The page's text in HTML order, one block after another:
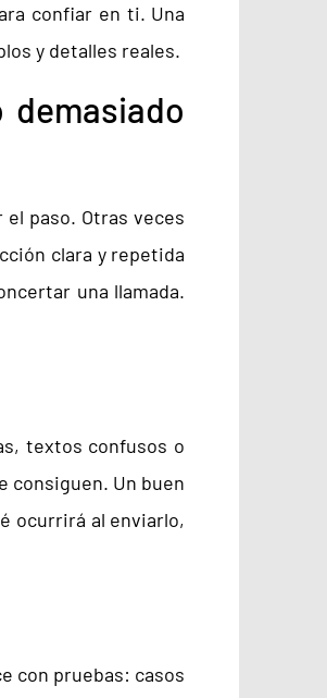
confiar en ti. Una
y detalles reales.
paso. Otras veces
clara y repetida
una llamada.
textos confusos o
consiguen. Un buen
ocurrirá al enviarlo,
con pruebas: casos